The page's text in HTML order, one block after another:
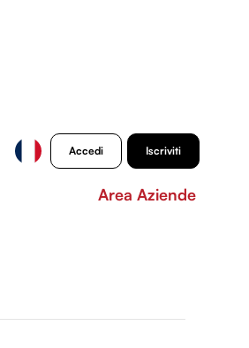
Accedi Iscriviti
Area Aziende